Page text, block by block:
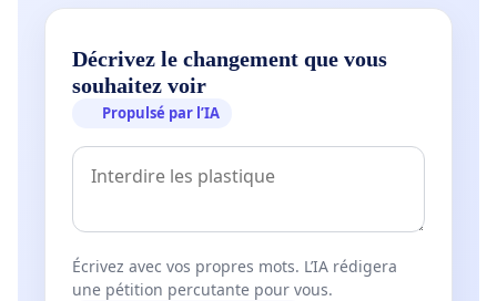
Décrivez le changement que vous
souhaitez voir
Propulsé par l’IA
Écrivez avec vos propres mots. L’IA rédigera
une pétition percutante pour vous.